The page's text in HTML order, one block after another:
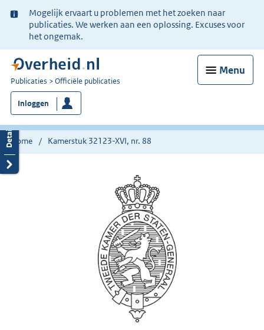
Ter
informatie:
Mogelijk ervaart u problemen met het zoeken naar
publicaties. We werken aan een oplossing. Excuses voor
het ongemak.
Menu
U
bent
nu
hier:
Publicaties Officiële publicaties
Inloggen
Home Kamerstuk 32123-XVI, nr. 88